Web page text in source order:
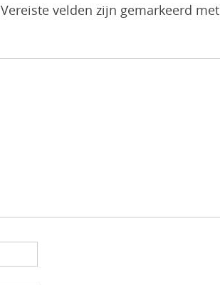
Vereiste velden zijn gemarkeerd met